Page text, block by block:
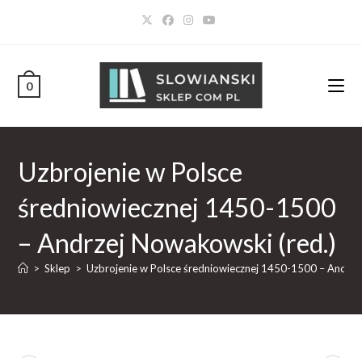
0
Uzbrojenie w Polsce
średniowiecznej 1450-1500
– Andrzej Nowakowski (red.)
> Sklep > Uzbrojenie w Polsce średniowiecznej 1450-1500 –